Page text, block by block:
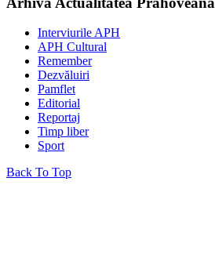
Interviurile APH
APH Cultural
Remember
Dezvăluiri
Pamflet
Editorial
Reportaj
Timp liber
Sport
Back To Top